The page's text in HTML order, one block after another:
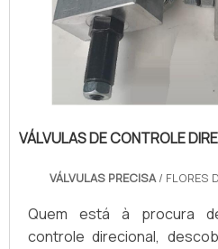
VÁLVULAS DE CONTROLE
VÁLVULAS PRECISA/ FLORES
Quem está à procura
controle direcional,